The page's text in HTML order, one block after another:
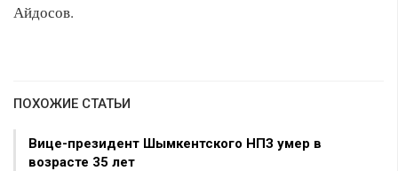
Айдосов.
ПОХОЖИЕ СТАТЬИ
Вице-президент Шымкентского НПЗ умер в
возрасте 35 лет